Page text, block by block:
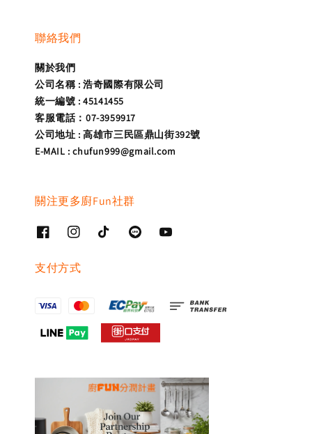
聯絡我們
關於我們
公司名稱 : 浩奇國際有限公司
統一編號 : 45141455
客服電話：07-3959917
公司地址 : 高雄市三民區鼎山街392號
E-MAIL : chufun999@gmail.com
關注更多廚Fun社群
支付方式